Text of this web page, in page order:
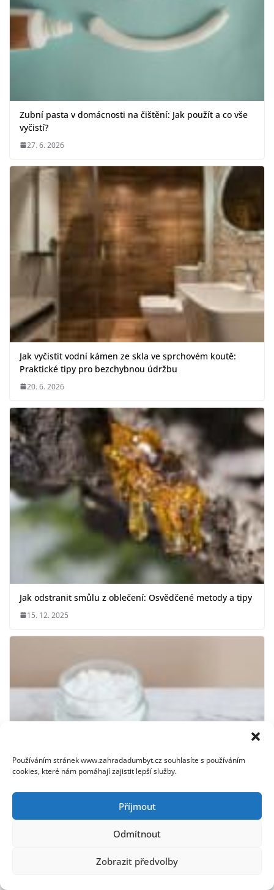
Používáním stránek www.zahradadumbyt.cz souhlasíte s používáním
cookies, které nám pomáhají zajistit lepší služby.
Příjmout
Odmítnout
Zobrazit předvolby
Zubní pasta v domácnosti na čištění: Jak použít a co vše
vyčistí?
27. 6. 2026
Jak vyčistit vodní kámen ze skla ve sprchovém koutě:
Praktické tipy pro bezchybnou údržbu
20. 6. 2026
Jak odstranit smůlu z oblečení: Osvědčené metody a tipy
15. 12. 2025